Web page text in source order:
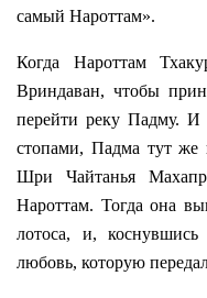
самый Нароттам».
Когда Нароттам
Вриндаван, чтобы
перейти реку Падму. И
стопами, Падма тут же
Шри Чайтанья
Нароттам. Тогда она
лотоса, и,
любовь, которую